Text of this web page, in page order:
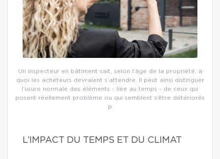
Un inspecteur en bâtiment sait, selon l’âge de la propriété, à
quoi les acheteurs devraient s’attendre. Il peut ainsi distinguer
l’usure normale des éléments - liée au temps - de ceux qui
posent réellement problème ou qui semblent s’être détériorés
p
L’IMPACT DU TEMPS ET DU CLIMAT